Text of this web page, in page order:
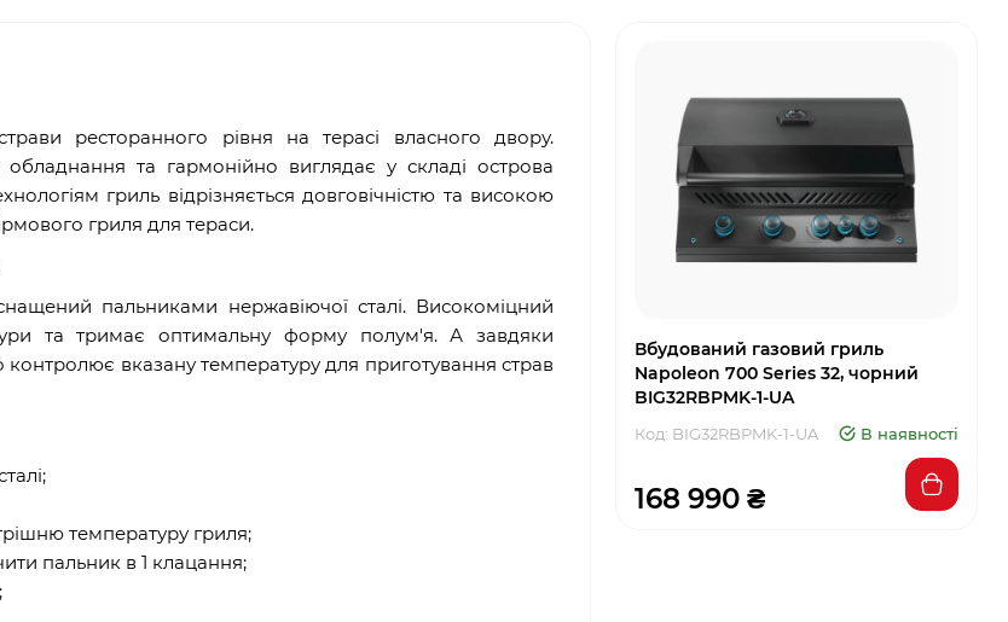
ресторанного рівня на терасі власного двору.
та гармонійно виглядає у складі острова
гриль відрізняється довговічністю та високою
гриля для тераси.
пальниками нержавіючої сталі. Високоміцний
та тримає оптимальну форму полум'я. А завдяки
контролює вказану температуру для приготування страв
температуру гриля;
пальник в 1 клацання;
Вбудований газовий гриль
Napoleon 700 Series 32, чорний
BIG32RBPMK-1-UA
Код: BIG32RBPMK-1-UA В наявності
168 990 ₴